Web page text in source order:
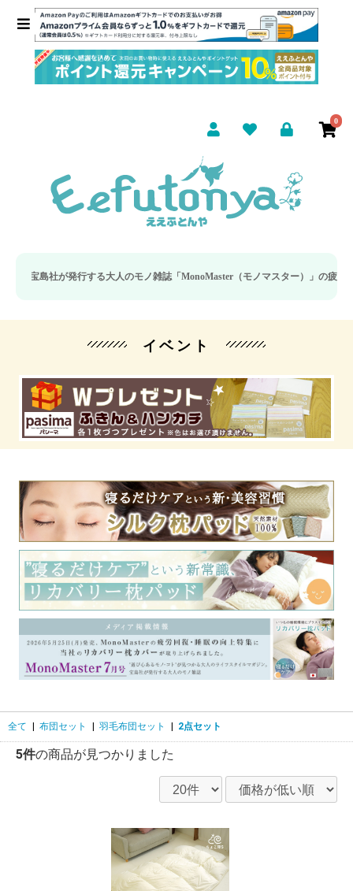
0
社が発行する大人のモノ雑誌「MonoMaster（モノマスター）」の疲労回復・
イベント
全て 布団セット 羽毛布団セット 2点セット
5件の商品が見つかりました